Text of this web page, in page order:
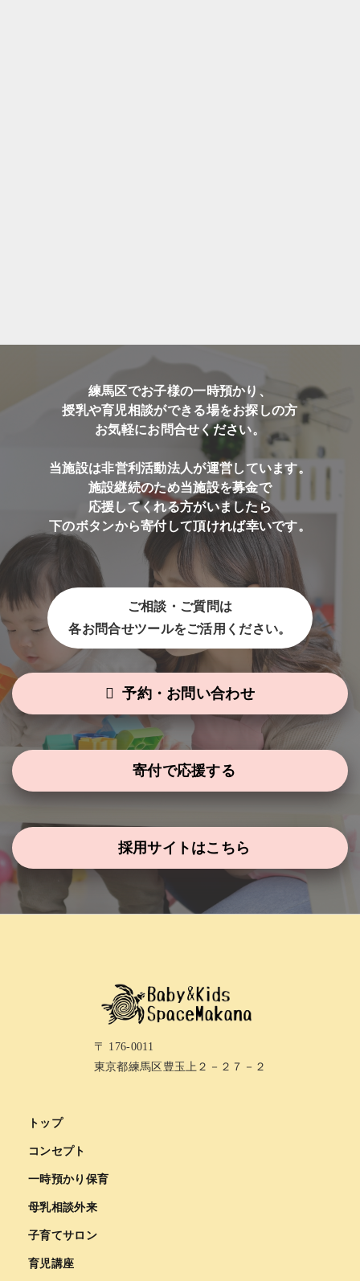
練馬区でお子様の一時預かり、
授乳や育児相談ができる場をお探しの方
お気軽にお問合せください。
当施設は非営利活動法人が運営しています。
施設継続のため当施設を募金で
応援してくれる方がいましたら
下のボタンから寄付して頂ければ幸いです。
ご相談・ご質問は
各お問合せツールをご活用ください。
予約・お問い合わせ
寄付で応援する
採用サイトはこちら
〒 176-0011
東京都練馬区豊玉上２－２７－２
トップ
コンセプト
一時預かり保育
母乳相談外来
子育てサロン
育児講座